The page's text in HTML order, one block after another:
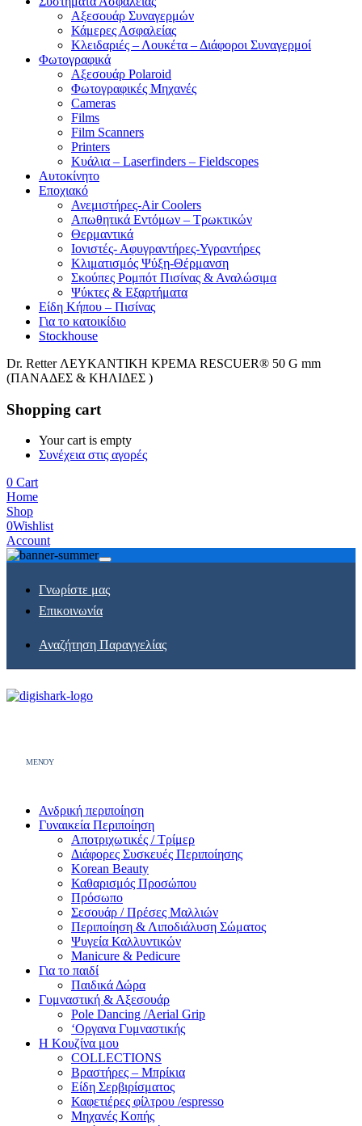
Αξεσουάρ Συναγερμών
Κάμερες Ασφαλείας
Κλειδαριές – Λουκέτα – Διάφοροι Συναγερμοί
Φωτογραφικά
Αξεσουάρ Polaroid
Φωτογραφικές Μηχανές
Cameras
Films
Film Scanners
Printers
Κυάλια – Laserfinders – Fieldscopes
Αυτοκίνητο
Εποχιακό
Ανεμιστήρες-Air Coolers
Απωθητικά Εντόμων – Τρωκτικών
Θερμαντικά
Ιονιστές- Αφυγραντήρες-Υγραντήρες
Κλιματισμός Ψύξη-Θέρμανση
Σκούπες Ρομπότ Πισίνας & Αναλώσιμα
Ψύκτες & Εξαρτήματα
Είδη Κήπου – Πισίνας
Για το κατοικίδιο
Stockhouse
Dr. Retter ΛΕΥΚΑΝΤΙΚΗ ΚΡΕΜΑ RESCUER® 50 G mm
(ΠΑΝΑΔΕΣ & ΚΗΛΙΔΕΣ )
Shopping cart
Your cart is empty
Συνέχεια στις αγορές
0 Cart
Home
Shop
0Wishlist
Account
Γνωρίστε μας
Επικοινωνία
Αναζήτηση Παραγγελίας
MENOY
Ανδρική περιποίηση
Γυναικεία Περιποίηση
Αποτριχωτικές / Τρίμερ
Διάφορες Συσκευές Περιποίησης
Korean Beauty
Καθαρισμός Προσώπου
Πρόσωπο
Σεσουάρ / Πρέσες Μαλλιών
Περιποίηση & Λιποδιάλυση Σώματος
Ψυγεία Καλλυντικών
Manicure & Pedicure
Για το παιδί
Παιδικά Δώρα
Γυμναστική & Αξεσουάρ
Pole Dancing /Aerial Grip
‘Οργανα Γυμναστικής
Η Κουζίνα μου
COLLECTIONS
Βραστήρες – Μπρίκια
Είδη Σερβιρίσματος
Καφετιέρες φίλτρου /espresso
Μηχανές Κοπής